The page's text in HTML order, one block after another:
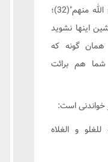
تصادقوا هم و ابرأء منهم بریء الله منهم"(32)؛
اینها نشوید
همان گونه که
شما هم برائت
خواندنی است:
و الغلاه